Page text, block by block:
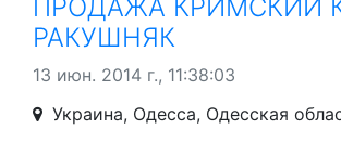
ПРОДАЖА КРИМСКИЙ
РАКУШНЯК
13 июн. 2014 г., 11:38:03
Украина, Одесса, Одесская